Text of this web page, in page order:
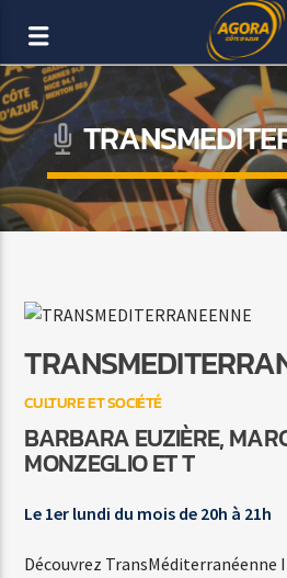
AGORA CÔTE
DAB+
MRS ROBINSON
CULTURE ET SOCIÉTÉ
BARBARA EUZIÈRE,
MONZEGLIO ET T
Le 1er lundi du mois de 20h à 21h
Découvrez TransMéditerranéenne